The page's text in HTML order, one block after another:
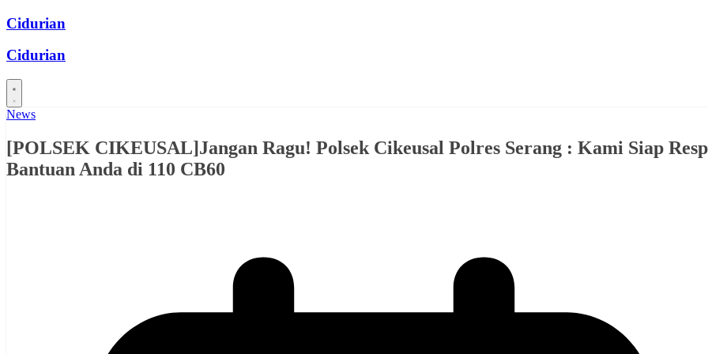
Skip
content
Cidurian
Cidurian
News
[POLSEK CIKEUSAL]Jangan Ragu! Polsek Cikeusal Polres Serang : Kami Siap
Bantuan Anda di 110 CB60